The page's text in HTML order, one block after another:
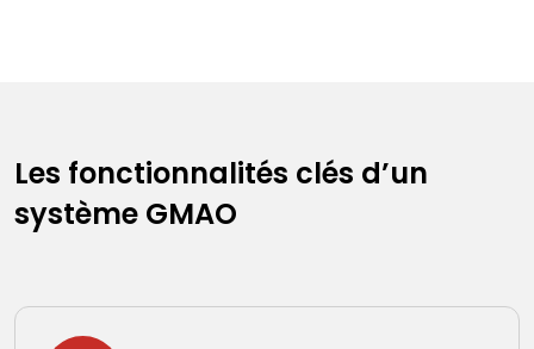
Les fonctionnalités clés d’un
système GMAO